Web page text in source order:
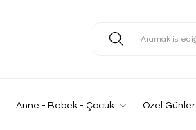
Anne - Bebek - Çocuk Özel Günler